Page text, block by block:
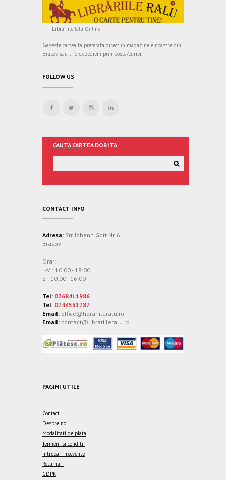
LibrariileRalu Online
Gaseste cartea ta preferata direct in magazinele noastre din
Brasov sau ti-o expediem prin posta/curier.
FOLLOW US
CAUTA CARTEA DORITA
CONTACT INFO
Adresa: Str. Johann Gott Nr. 6
Brasov
Orar:
L-V : 10:00 - 18:00
S : 10:00 - 16:00
Tel: 0268411986
Tel: 0744551787
Email: office@librariileralu.ro
Email: contact@librariileralu.ro
PAGINI UTILE
Contact
Despre noi
Modalitati de plata
Termeni si conditii
Intrebari frecvente
Returnari
GDPR